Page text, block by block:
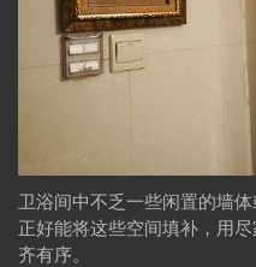
卫浴间中不乏一些闲置的墙
正好能将这些空间填补，用
齐有序。